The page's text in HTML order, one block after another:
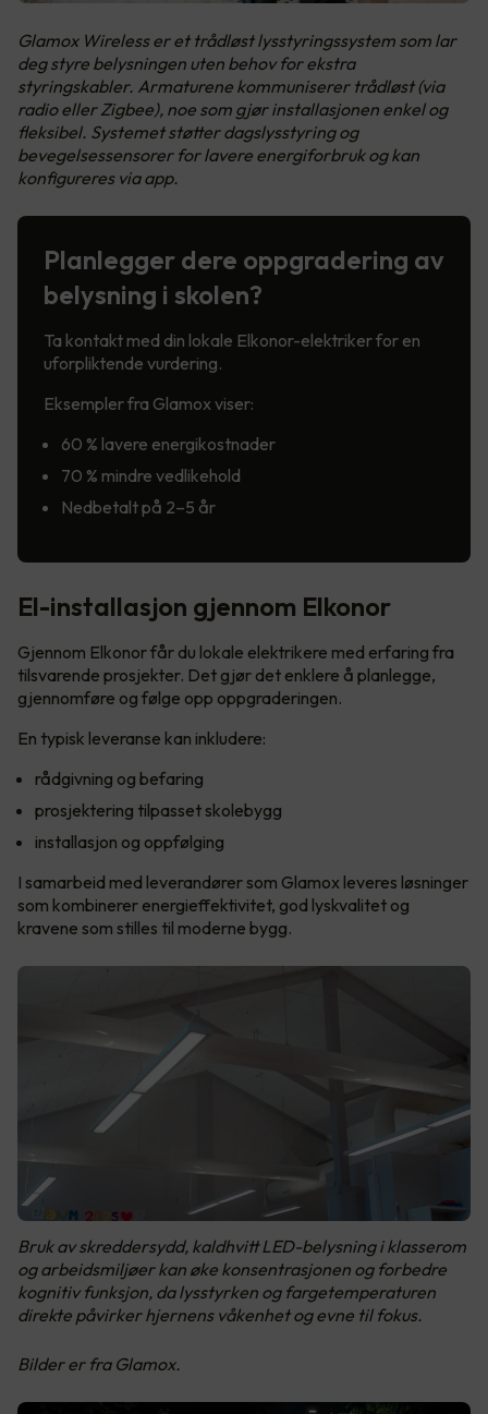
Glamox Wireless er et trådløst lysstyringssystem som lar
deg styre belysningen uten behov for ekstra
styringskabler. Armaturene kommuniserer trådløst (via
radio eller Zigbee), noe som gjør installasjonen enkel og
fleksibel. Systemet støtter dagslysstyring og
bevegelsessensorer for lavere energiforbruk og kan
konfigureres via app.
Planlegger dere oppgradering av
belysning i skolen?
Ta kontakt med din lokale Elkonor-elektriker for en
uforpliktende vurdering.
Eksempler fra Glamox viser:
60 % lavere energikostnader
70 % mindre vedlikehold
Nedbetalt på 2–5 år
El-installasjon gjennom Elkonor
Gjennom Elkonor får du lokale elektrikere med erfaring fra
tilsvarende prosjekter. Det gjør det enklere å planlegge,
gjennomføre og følge opp oppgraderingen.
En typisk leveranse kan inkludere:
rådgivning og befaring
prosjektering tilpasset skolebygg
installasjon og oppfølging
I samarbeid med leverandører som Glamox leveres løsninger
som kombinerer energieffektivitet, god lyskvalitet og
kravene som stilles til moderne bygg.
Bruk av skreddersydd, kaldhvitt LED-belysning i klasserom
og arbeidsmiljøer kan øke konsentrasjonen og forbedre
kognitiv funksjon, da lysstyrken og fargetemperaturen
direkte påvirker hjernens våkenhet og evne til fokus.
Bilder er fra Glamox.